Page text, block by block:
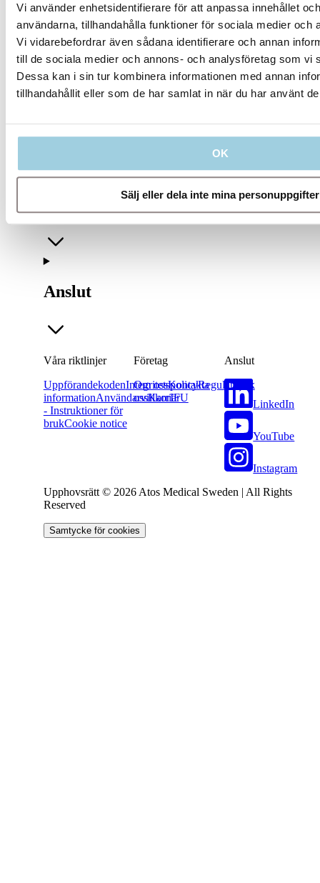
Vi använder enhetsidentifierare för att anpassa innehållet
användarna, tillhandahålla funktioner för sociala medier och
Vi vidarebefordrar även sådana identifierare och annan
till de sociala medier och annons- och analysföretag som vi
Dessa kan i sin tur kombinera informationen med annan
tillhandahållit eller som de har samlat in när du har använt
OK
Sälj eller dela inte mina personuppgifter
Anslut
Våra riktlinjer
UppförandekodenIntegritetspolicyRegulatorisk
informationAnvändarvillkorIFU
- Instruktioner för
brukCookie notice
Företag
Om ossKontakta
ossKarriär
Anslut
LinkedIn
YouTube
Instagram
Upphovsrätt © 2026 Atos Medical Sweden | All Rights
Reserved
Samtycke för cookies